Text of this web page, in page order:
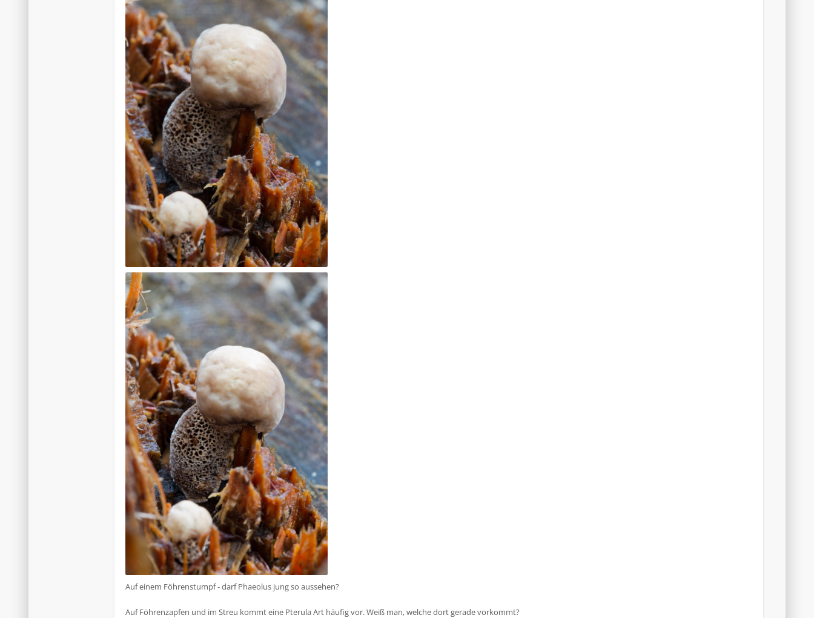
Auf einem Föhrenstumpf - darf Phaeolus jung so aussehen?
Auf Föhrenzapfen und im Streu kommt eine Pterula Art häufig vor. Weiß man, welche dort gerade vorkommt?